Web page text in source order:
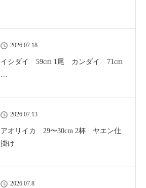
2026.07.18
イシダイ 59cm 1尾 カンダイ 71cm
…
2026.07.13
アオリイカ 29〜30cm 2杯 ヤエン仕
掛け
2026.07.8